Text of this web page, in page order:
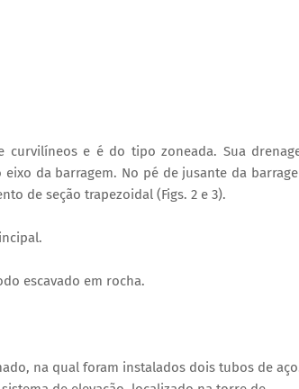
curvilíneos e é do tipo zoneada. Sua
da barragem. No pé de jusante da
de seção trapezoidal (Figs. 2 e 3).
escavado em rocha.
na qual foram instalados dois tubos de